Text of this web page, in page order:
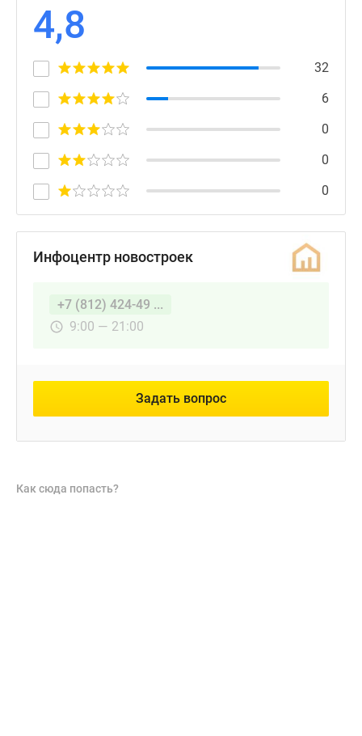
4,8
32
6
0
0
0
Инфоцентр новостроек
+7 (812) 424-49 ...
9:00 — 21:00
Задать вопрос
Как сюда попасть?